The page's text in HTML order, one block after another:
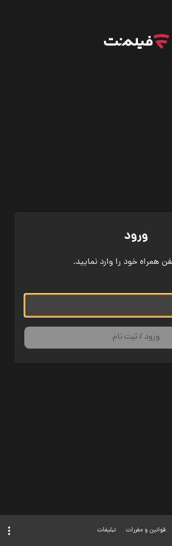
ورود
همراه خود را وارد نمایید.
ورود / ثبت نام
قوانین و مقررات تبلیغات